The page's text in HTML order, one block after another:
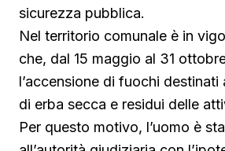
sicurezza pubblica.
Nel territorio comunale è in
che, dal 15 maggio al 31
l’accensione di fuochi destinati
di erba secca e residui delle
Per questo motivo, l’uomo è